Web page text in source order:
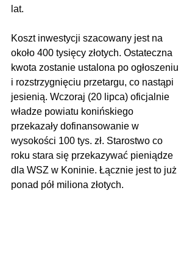
lat.
Koszt inwestycji szacowany jest na
około 400 tysięcy złotych. Ostateczna
kwota zostanie ustalona po ogłoszeniu
i rozstrzygnięciu przetargu, co nastąpi
jesienią. Wczoraj (20 lipca) oficjalnie
władze powiatu konińskiego
przekazały dofinansowanie w
wysokości 100 tys. zł. Starostwo co
roku stara się przekazywać pieniądze
dla WSZ w Koninie. Łącznie jest to już
ponad pół miliona złotych.